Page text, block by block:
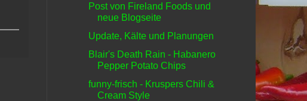
Post von Fireland Foods und
neue Blogseite
Update, Kälte und Planungen
Blair's Death Rain - Habanero
Pepper Potato Chips
funny-frisch - Kruspers Chili &
Cream Style